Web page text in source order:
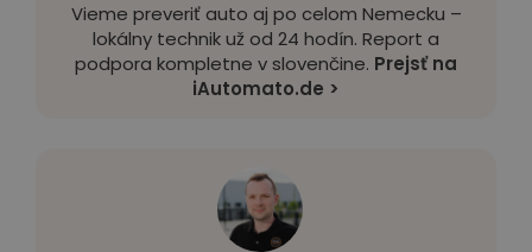
Vieme preveriť auto aj po celom Nemecku –
lokálny technik už od 24 hodín. Report a
podpora kompletne v slovenčine. Prejsť na
iAutomato.de >